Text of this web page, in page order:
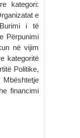
kategori:
e
i të
Përpunimi
në vijim
kategoritë
Politike,
financimi